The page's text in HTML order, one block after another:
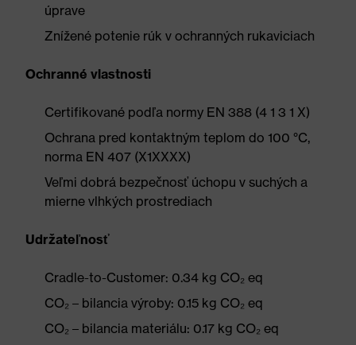
úprave
Znížené potenie rúk v ochranných rukaviciach
Ochranné vlastnosti
Certifikované podľa normy EN 388 (4 1 3 1 X)
Ochrana pred kontaktným teplom do 100 °C,
norma EN 407 (X1XXXX)
Veľmi dobrá bezpečnosť úchopu v suchých a
mierne vlhkých prostrediach
Udržateľnosť
Cradle-to-Customer: 0.34 kg CO₂ eq
CO₂ – bilancia výroby: 0.15 kg CO₂ eq
CO₂ – bilancia materiálu: 0.17 kg CO₂ eq